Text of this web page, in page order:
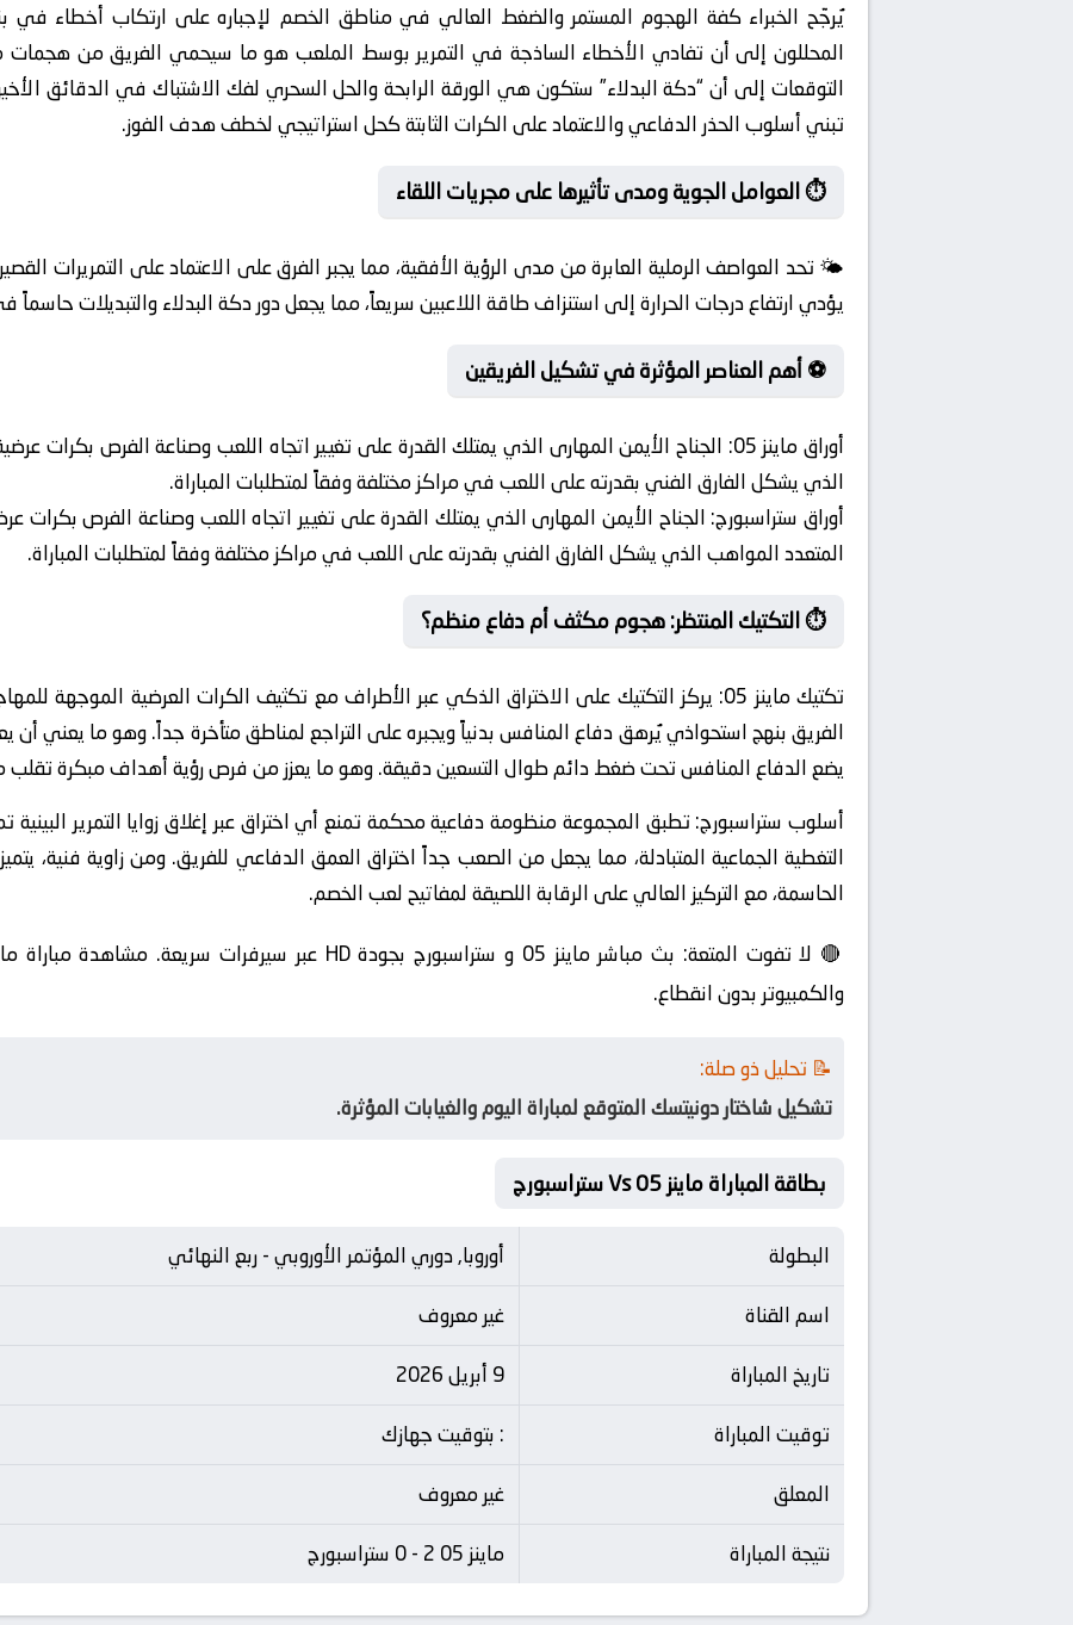
يُرجّح الخبراء كفة الهجوم المستمر والضغط العالي في مناطق الخصم لإجباره على ارتكاب أخطاء في
المحللون إلى أن تفادي الأخطاء الساذجة في التمرير بوسط الملعب هو ما سيحمي الفريق من
التوقعات إلى أن “دكة البدلاء” ستكون هي الورقة الرابحة والحل السحري لفك الاشتباك في الدقائق
تبني أسلوب الحذر الدفاعي والاعتماد على الكرات الثابتة كحل استراتيجي لخطف هدف الفوز.
⏱️ العوامل الجوية ومدى تأثيرها على مجريات اللقاء
🌤️ تحد العواصف الرملية العابرة من مدى الرؤية الأفقية، مما يجبر الفرق على الاعتماد على التمريرات
يؤدي ارتفاع درجات الحرارة إلى استنزاف طاقة اللاعبين سريعاً، مما يجعل دور دكة البدلاء والتبديلات
⚽ أهم العناصر المؤثرة في تشكيل الفريقين
أوراق ماينز 05:
الجناح الأيمن المهارى الذي يمتلك القدرة على تغيير اتجاه اللعب وصناعة الفرص بكرات
الذي يشكل الفارق الفني بقدرته على اللعب في مراكز مختلفة وفقاً لمتطلبات المباراة.
أوراق ستراسبورج: الجناح الأيمن المهارى الذي يمتلك القدرة على تغيير اتجاه اللعب وصناعة الفرص بكرات
المتعدد المواهب الذي يشكل الفارق الفني بقدرته على اللعب في مراكز مختلفة وفقاً لمتطلبات المباراة.
⏱️ التكتيك المنتظر: هجوم مكثف أم دفاع منظم؟
تكتيك ماينز 05:
يركز التكتيك على الاختراق الذكي عبر الأطراف مع تكثيف الكرات العرضية الموجهة
الفريق بنهج استحواذي يُرهق دفاع المنافس بدنياً ويجبره على التراجع لمناطق متأخرة جداً. وهو ما يعني
يضع الدفاع المنافس تحت ضغط دائم طوال التسعين دقيقة. وهو ما يعزز من فرص رؤية أهداف مبكرة تقلب
أسلوب ستراسبورج:تطبق المجموعة منظومة دفاعية محكمة تمنع أي اختراق عبر إغلاق زوايا التمرير
التغطية الجماعية المتبادلة، مما يجعل من الصعب جداً اختراق العمق الدفاعي للفريق. ومن زاوية فنية،
الحاسمة، مع التركيز العالي على الرقابة اللصيقة لمفاتيح لعب الخصم.
والكمبيوتر بدون انقطاع.
📝 تحليل ذو صلة:
تشكيل شاختار دونيتسك المتوقع لمباراة اليوم والغيابات المؤثرة.
بطاقة المباراة ماينز 05 Vs ستراسبورج
البطولة
أوروبا, دوري المؤتمر الأوروبي - ربع النهائي
اسم القناة
غير معروف
تاريخ المباراة
9 أبريل 2026
توقيت المباراة
: بتوقيت جهازك
المعلق
غير معروف
نتيجة المباراة
ماينز 05 2 - 0 ستراسبورج